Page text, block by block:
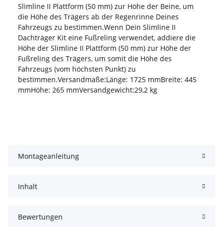
Slimline II Plattform (50 mm) zur Höhe der Beine, um
die Höhe des Trägers ab der Regenrinne Deines
Fahrzeugs zu bestimmen.Wenn Dein Slimline II
Dachträger Kit eine Fußreling verwendet, addiere die
Höhe der Slimline II Plattform (50 mm) zur Höhe der
Fußreling des Trägers, um somit die Höhe des
Fahrzeugs (vom höchsten Punkt) zu
bestimmen.Versandmaße:Länge: 1725 mmBreite: 445
mmHöhe: 265 mmVersandgewicht:29,2 kg
Montageanleitung
Inhalt
Bewertungen